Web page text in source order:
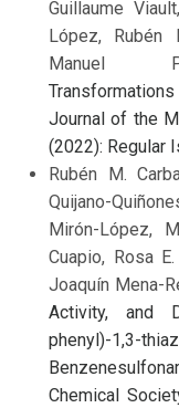
Guillaume
López, Rubén
Manuel
Journal of the
(2022): Regular
Rubén M.
Quijano-
Mirón-López,
Cuapio, Rosa
Joaquín Mena-
Activity, and
phenyl)-1,3-
Chemical